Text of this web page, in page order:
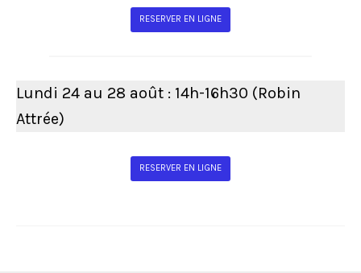
RESERVER EN LIGNE
Lundi 24 au 28 août : 14h-16h30 (Robin
Attrée)
RESERVER EN LIGNE